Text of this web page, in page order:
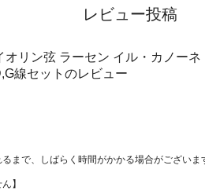
レビュー投稿
オリン弦 ラーセン イル・カノー
線セットのレビュー
まで、しばらく時間がかかる場合がございま
】